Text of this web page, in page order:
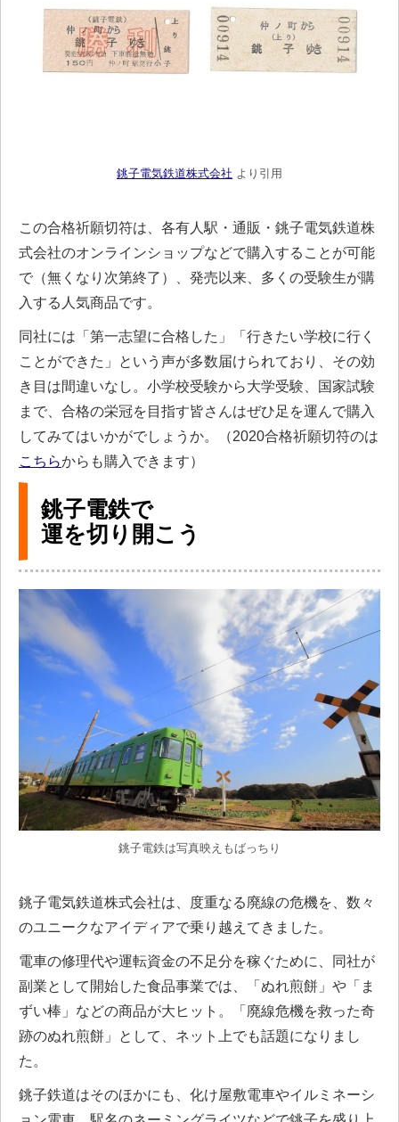
銚子電気鉄道株式会社 より引用
この合格祈願切符は、各有人駅・通販・銚子電気鉄道株
式会社のオンラインショップなどで購入することが可能
で（無くなり次第終了）、発売以来、多くの受験生が購
入する人気商品です。
同社には「第一志望に合格した」「行きたい学校に行く
ことができた」という声が多数届けられており、その効
き目は間違いなし。小学校受験から大学受験、国家試験
まで、合格の栄冠を目指す皆さんはぜひ足を運んで購入
してみてはいかがでしょうか。（2020合格祈願切符のは
こちらからも購入できます）
銚子電鉄で
運を切り開こう
銚子電鉄は写真映えもばっちり
銚子電気鉄道株式会社は、度重なる廃線の危機を、数々
のユニークなアイディアで乗り越えてきました。
電車の修理代や運転資金の不足分を稼ぐために、同社が
副業として開始した食品事業では、「ぬれ煎餅」や「ま
ずい棒」などの商品が大ヒット。「廃線危機を救った奇
跡のぬれ煎餅」として、ネット上でも話題になりまし
た。
銚子鉄道はそのほかにも、化け屋敷電車やイルミネーシ